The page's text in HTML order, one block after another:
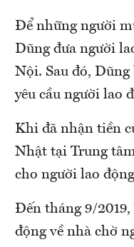
Để những người
Dũng đưa người
Nội. Sau đó,
yêu cầu người lao
Khi đã nhận tiền
Nhật tại Trung
cho người lao
Đến tháng 9/2019,
động về nhà chờ